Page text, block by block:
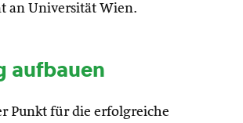
an Universität Wien.
aufbauen
Punkt für die erfolgreiche